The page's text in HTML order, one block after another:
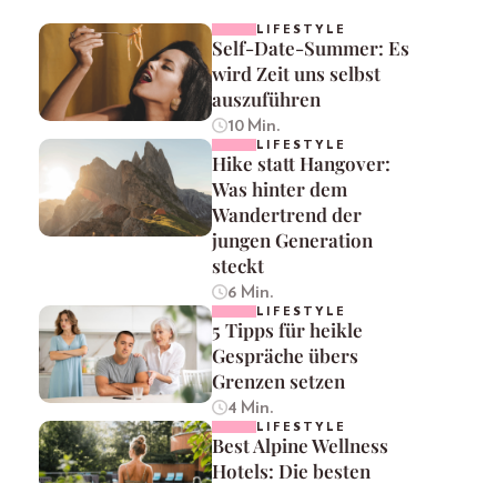
LIFESTYLE
Self-Date-Summer: Es
wird Zeit uns selbst
auszuführen
10 Min.
LIFESTYLE
Hike statt Hangover:
Was hinter dem
Wandertrend der
jungen Generation
steckt
6 Min.
LIFESTYLE
5 Tipps für heikle
Gespräche übers
Grenzen setzen
4 Min.
LIFESTYLE
Best Alpine Wellness
Hotels: Die besten